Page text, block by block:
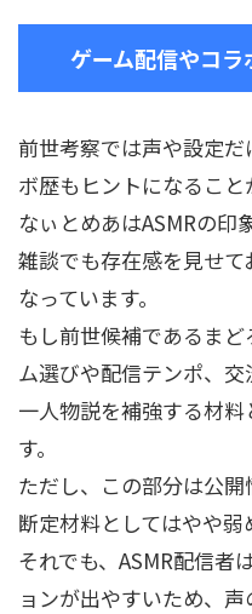
ゲーム配信やコ
前世考察では声や設定
ボ歴もヒントになること
なぃとめあはASMRの印
雑談でも存在感を見せ
なっています。
もし前世候補であるま
ム選びや配信テンポ、
一人物説を補強する材
す。
ただし、この部分は公開
断定材料としてはやや弱
それでも、ASMR配信者
ョンが出やすいため、